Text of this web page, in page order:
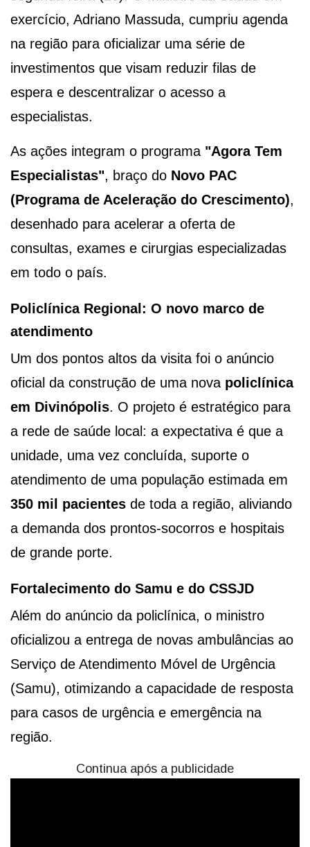
exercício, Adriano Massuda, cumpriu agenda
na região para oficializar uma série de
investimentos que visam reduzir filas de
espera e descentralizar o acesso a
especialistas.
As ações integram o programa "Agora Tem
Especialistas", braço do Novo PAC
(Programa de Aceleração do Crescimento),
desenhado para acelerar a oferta de
consultas, exames e cirurgias especializadas
em todo o país.
Policlínica Regional: O novo marco de
atendimento
Um dos pontos altos da visita foi o anúncio
oficial da construção de uma nova policlínica
em Divinópolis. O projeto é estratégico para
a rede de saúde local: a expectativa é que a
unidade, uma vez concluída, suporte o
atendimento de uma população estimada em
350 mil pacientes de toda a região, aliviando
a demanda dos prontos-socorros e hospitais
de grande porte.
Fortalecimento do Samu e do CSSJD
Além do anúncio da policlínica, o ministro
oficializou a entrega de novas ambulâncias ao
Serviço de Atendimento Móvel de Urgência
(Samu), otimizando a capacidade de resposta
para casos de urgência e emergência na
região.
Continua após a publicidade